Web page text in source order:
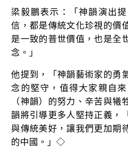
梁毅鵬表示：「神韻演出
信，都是傳統文化珍視的價
是一致的普世價值，也是全
念。」
他提到，「神韻藝術家的勇
念的堅守，值得大家親自
（神韻）的努力、辛苦與犧
韻將引導更多人堅持正義，
與傳統美好，讓我們更加期
的中國。」◇